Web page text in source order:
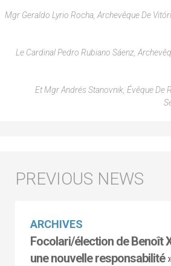
Mgr Geraldo Lyrio Rocha, Archevêque De
Le Cardinal Pedro Rubiano Sáenz,
Et Mgr Andrés Stanovnik, Évêque De
ARCHIVES
Focolari/élection de Benoît
une nouvelle responsabilité